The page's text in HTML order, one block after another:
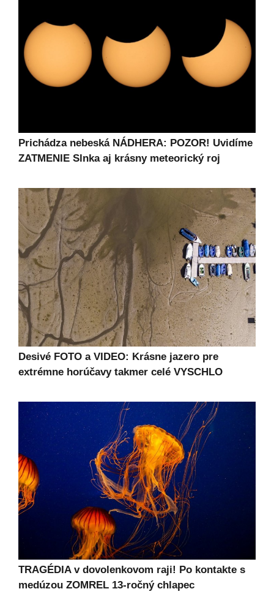
Prichádza nebeská NÁDHERA: POZOR! Uvidíme
ZATMENIE Slnka aj krásny meteorický roj
Desivé FOTO a VIDEO: Krásne jazero pre
extrémne horúčavy takmer celé VYSCHLO
TRAGÉDIA v dovolenkovom raji! Po kontakte s
medúzou ZOMREL 13-ročný chlapec